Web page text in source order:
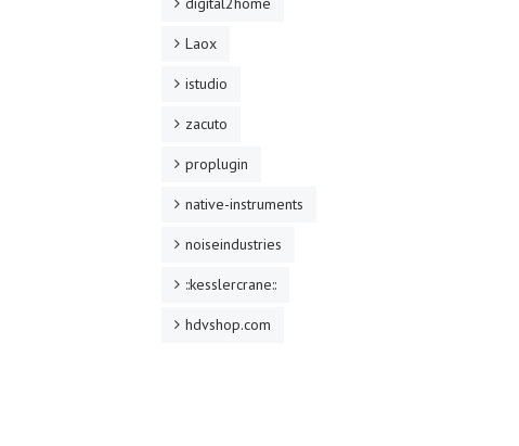
Laox
istudio
zacuto
proplugin
native-instruments
noiseindustries
::kesslercrane::
hdvshop.com